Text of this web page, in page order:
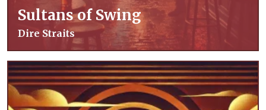
Sultans of Swing
Dire Straits